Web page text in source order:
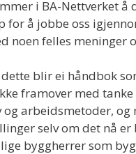
i BA-Nettverket å
for å jobbe oss
noen felles meninger
blir ei håndbok
framover med tanke
arbeidsmetoder, og
selv om det nå
byggherrer som